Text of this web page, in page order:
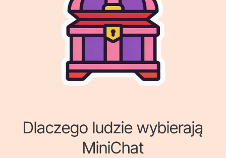
Dlaczego ludzie wybierają
MiniChat